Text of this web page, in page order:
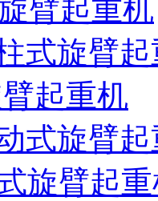
臂起重机
式旋臂
起重机
式旋臂
旋臂起